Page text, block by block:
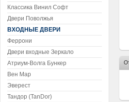
Классика Винил Софт
Двери Поволжья
ВХОДНЫЕ ДВЕРИ
Феррони
Двери входные Зеркало
Атриум-Волга Бункер
Вен Мар
Эверест
Тандор (TanDor)